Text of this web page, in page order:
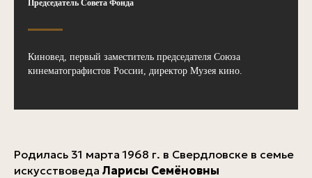
Председатель Совета Фонда
Киновед, первый заместитель председателя Союза
кинематографистов России, директор Музея кино.
Родилась 31 марта 1968 г. в Свердловске в семье
искусствоведа Ларисы Семёновны